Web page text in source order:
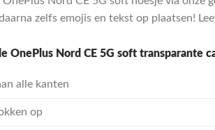
zelfs emojis en tekst op plaatsen!
OnePlus Nord CE 5G soft transparante
alle kanten
op